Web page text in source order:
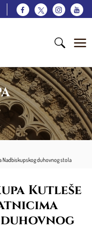
Nadbiskupskog duhovnog stola
Kutleše
duhovnog